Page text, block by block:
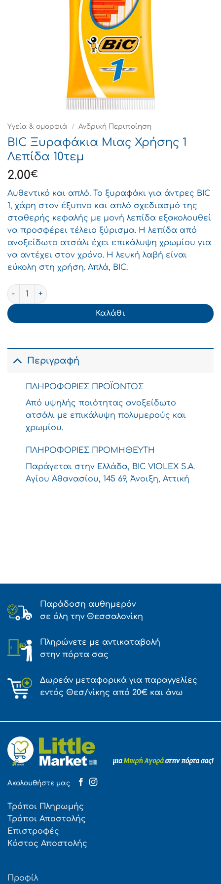
Υγεία & ομορφιά / Ανδρική Περιποίηση
BIC Ξυραφάκια Μιας Χρήσης 1
Λεπίδα 10τεμ
2.00€
Αυθεντικό και απλό. Το ξυραφάκι για άντρες BIC
1, χάρη στον έξυπνο και απλό σχεδιασμό της
σταθερής κεφαλής με μονή λεπίδα εξακολουθεί
να προσφέρει τέλειο ξύρισμα. Η λεπίδα από
ανοξείδωτο ατσάλι έχει επικάλυψη χρωμίου για
να αντέχει στον χρόνο. Η λευκή λαβή είναι
εύκολη στη χρήση. Απλά, BIC.
BIC Ξυραφάκια Μιας Χρήσης 1 Λεπίδα 10τεμ ποσότητα
Καλάθι
Περιγραφή
ΠΛΗΡΟΦΟΡΙΕΣ ΠΡΟΪΟΝΤΟΣ
Από υψηλής ποιότητας ανοξείδωτο
ατσάλι με επικάλυψη πολυμερούς και
χρωμίου.
ΠΛΗΡΟΦΟΡΙΕΣ ΠΡΟΜΗΘΕΥΤΗ
Παράγεται στην Ελλάδα, BIC VIOLEX S.A.
Αγίου Αθανασίου, 145 69, Άνοιξη, Αττική
Παράδοση αυθημερόν
σε όλη την Θεσσαλονίκη
Πληρώνετε με αντικαταβολή
στην πόρτα σας
Δωρεάν μεταφορικά για παραγγελίες
εντός Θεσ/νίκης από 20€ και άνω
Ακολουθήστε μας
Τρόποι Πληρωμής
Τρόποι Αποστολής
Επιστροφές
Κόστος Αποστολής
Προφίλ